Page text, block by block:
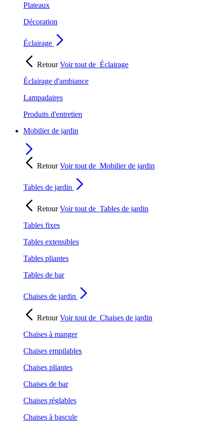
Plateaux
Décoration
Éclairage
RetourVoir tout de Éclairage
Éclairage d'ambiance
Lampadaires
Produits d'entretien
Mobilier de jardin
RetourVoir tout de Mobilier de jardin
Tables de jardin
RetourVoir tout de Tables de jardin
Tables fixes
Tables extensibles
Tables pliantes
Tables de bar
Chaises de jardin
RetourVoir tout de Chaises de jardin
Chaises à manger
Chaises empilables
Chaises pliantes
Chaises de bar
Chaises réglables
Chaises à bascule